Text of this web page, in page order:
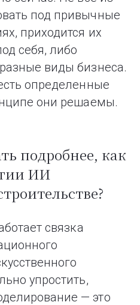
под привычные
приходится их
себя, либо
виды бизнеса.
определенные
они решаемы.
подробнее, как
ИИ
связка
упростить,
— это